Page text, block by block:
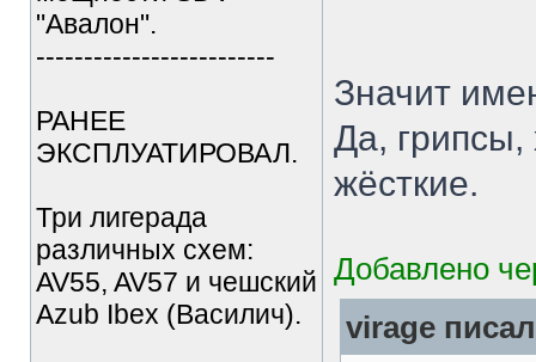
"Авалон".
-------------------------
РАНЕЕ
ЭКСПЛУАТИРОВАЛ.
Три лигерада
различных схем:
AV55, AV57 и чешский
Azub Ibex (Василич).
Значит
Да,
жёсткие.
Добавлено
virage